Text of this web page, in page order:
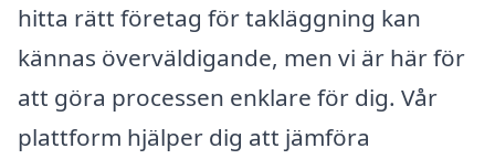
hitta rätt företag för takläggning kan
kännas överväldigande, men vi är här för
att göra processen enklare för dig. Vår
plattform hjälper dig att jämföra